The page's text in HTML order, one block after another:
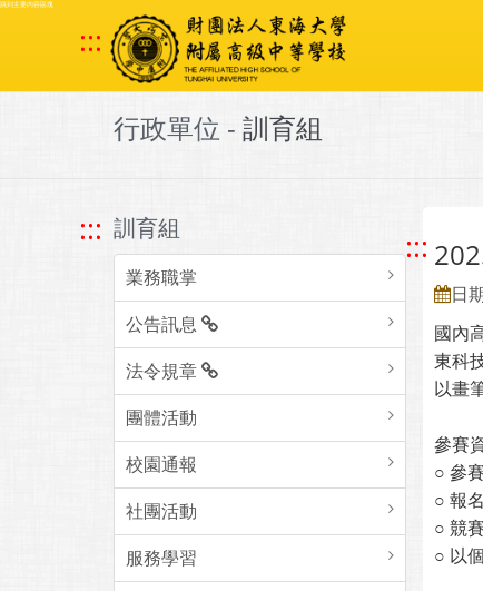
跳到主要內容區塊
:::
行政單位 - 訓育組
::: 訓育組
業務職掌
公告訊息
法令規章
團體活動
校園通報
社團活動
服務學習
:::
日
國內
東科
以畫
參賽
○ 參
○ 報
○ 競
○ 以